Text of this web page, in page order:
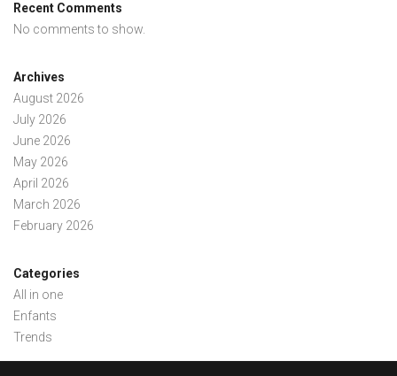
Recent Comments
No comments to show.
Archives
August 2026
July 2026
June 2026
May 2026
April 2026
March 2026
February 2026
Categories
All in one
Enfants
Trends